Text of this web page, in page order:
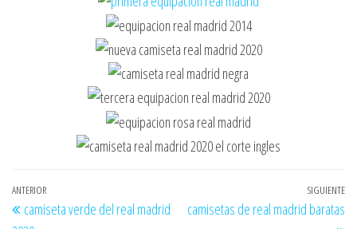
Navegación
de
Entrada
anterior
ANTERIOR
camiseta verde del real madrid
SIGUIENTE
camisetas de real madrid baratas